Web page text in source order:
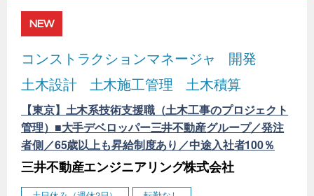
NEW
コンストラクションマネージャ
開発
土木設計
土木施工管理 土木積算
【東京】土木系技術支援職（土木工事のプロジェクト
管理）■大手デベロッパー三井不動産グループ／発注
者側／65歳以上も昇給制度あり／中途入社者100％
三井不動産エンジニアリング株式会社